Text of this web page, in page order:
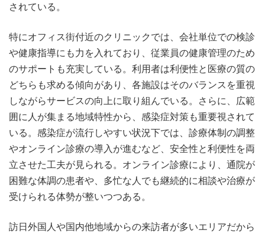
されている。
特にオフィス街付近のクリニックでは、会社単位での検診
や健康指導にも力を入れており、従業員の健康管理のため
のサポートも充実している。利用者は利便性と医療の質の
どちらも求める傾向があり、各施設はそのバランスを重視
しながらサービスの向上に取り組んでいる。さらに、広範
囲に人が集まる地域特性から、感染症対策も重要視されて
いる。感染症が流行しやすい状況下では、診療体制の調整
やオンライン診療の導入が進むなど、安全性と利便性を両
立させた工夫が見られる。オンライン診療により、通院が
困難な体調の患者や、多忙な人でも継続的に相談や治療が
受けられる体勢が整いつつある。
訪日外国人や国内他地域からの来訪者が多いエリアだから